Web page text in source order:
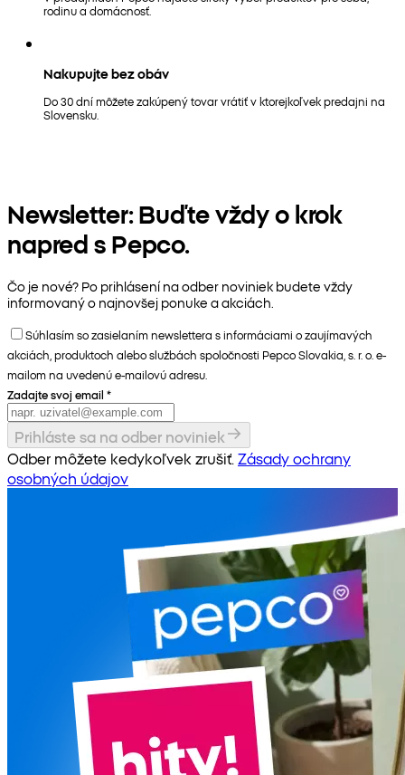
rodinu a domácnosť.
Nakupujte bez obáv
Do 30 dní môžete zakúpený tovar vrátiť v ktorejkoľvek predajni na
Slovensku.
Newsletter: Buďte vždy o krok
napred s Pepco.
Čo je nové? Po prihlásení na odber noviniek budete vždy
informovaný o najnovšej ponuke a akciách.
Súhlasím so zasielaním newslettera s informáciami o zaujímavých
akciách, produktoch alebo službách spoločnosti Pepco Slovakia, s. r. o. e-
mailom na uvedenú e-mailovú adresu.
Zadajte svoj email *
Prihláste sa na odber noviniek
Odber môžete kedykoľvek zrušiť. Zásady ochrany
osobných údajov